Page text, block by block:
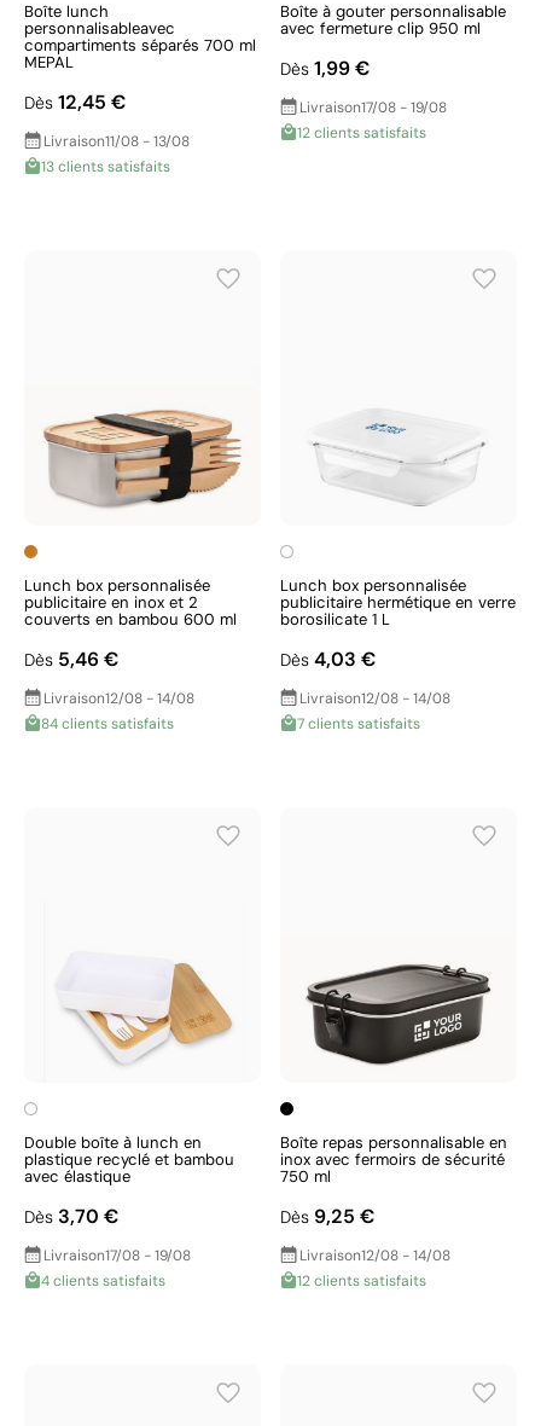
Boîte lunch
personnalisableavec
compartiments séparés 700 ml
MEPAL
Dès 12,45 €
Livraison11/08 - 13/08
13 clients satisfaits
Boîte à gouter personnalisable
avec fermeture clip 950 ml
Dès 1,99 €
Livraison17/08 - 19/08
12 clients satisfaits
Lunch box personnalisée
publicitaire en inox et 2
couverts en bambou 600 ml
Dès 5,46 €
Livraison12/08 - 14/08
84 clients satisfaits
Lunch box personnalisée
publicitaire hermétique en verre
borosilicate 1 L
Dès 4,03 €
Livraison12/08 - 14/08
7 clients satisfaits
Double boîte à lunch en
plastique recyclé et bambou
avec élastique
Dès 3,70 €
Livraison17/08 - 19/08
4 clients satisfaits
Boîte repas personnalisable en
inox avec fermoirs de sécurité
750 ml
Dès 9,25 €
Livraison12/08 - 14/08
12 clients satisfaits